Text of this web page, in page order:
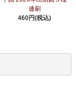
連刷
460円(税込)